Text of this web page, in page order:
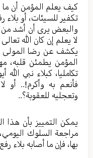
كيف يعلم المؤمن أن ما
تكفير للسيئات، أو بلاء
والبعض يرى أن أشد من
لا يعلم إن كان الله
يكشف عن رضا المولى
المؤمن يطمئن قلبه،
تكامليا، كبلاء نبي
فأنعم به وأكرم!..
وتعجليه للعقوبة؟..
يمكن التمييز بأن هذا
مراجعة السلوك
بها، فإن ما أصابه بلاء